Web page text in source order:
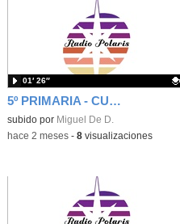
5º PRIMARIA - CUÑA - UNA PEQUEÑA AYUDA ES MUCHO PARA OTROS
Contenido educativo.
subido por Miguel De D.
01′ 26″
-hace 2 meses- 8visualizaciones